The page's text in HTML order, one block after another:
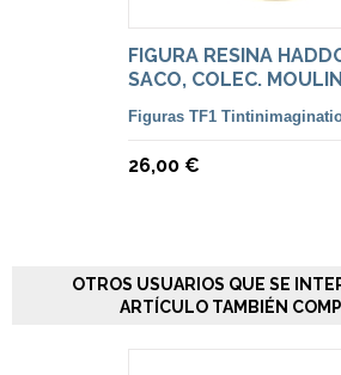
FIGURA RESINA
SACO, COLEC.
26,00 €
OTROS USUARIOS QUE SE
ARTÍCULO TAMBIÉN